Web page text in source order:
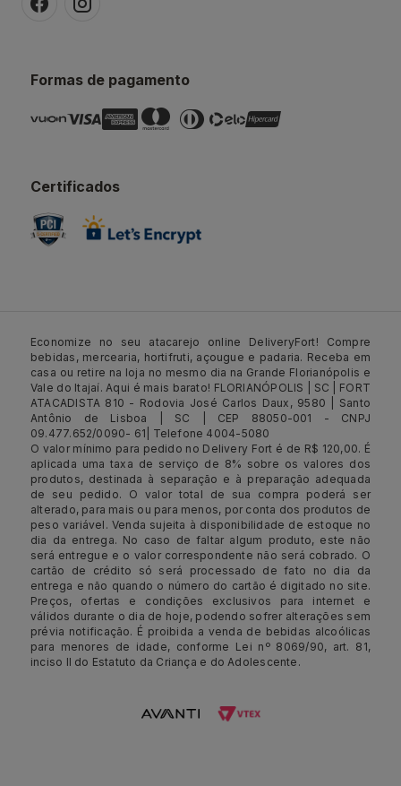
Formas de pagamento
Certificados
Economize no seu atacarejo online DeliveryFort! Compre
bebidas, mercearia, hortifruti, açougue e padaria. Receba em
casa ou retire na loja no mesmo dia na Grande Florianópolis e
Vale do Itajaí. Aqui é mais barato! FLORIANÓPOLIS | SC | FORT
ATACADISTA 810 - Rodovia José Carlos Daux, 9580 | Santo
Antônio de Lisboa | SC | CEP 88050-001 - CNPJ
09.477.652/0090- 61| Telefone 4004-5080
O valor mínimo para pedido no Delivery Fort é de R$ 120,00. É
aplicada uma taxa de serviço de 8% sobre os valores dos
produtos, destinada à separação e à preparação adequada
de seu pedido. O valor total de sua compra poderá ser
alterado, para mais ou para menos, por conta dos produtos de
peso variável. Venda sujeita à disponibilidade de estoque no
dia da entrega. No caso de faltar algum produto, este não
será entregue e o valor correspondente não será cobrado. O
cartão de crédito só será processado de fato no dia da
entrega e não quando o número do cartão é digitado no site.
Preços, ofertas e condições exclusivos para internet e
válidos durante o dia de hoje, podendo sofrer alterações sem
prévia notificação. É proibida a venda de bebidas alcoólicas
para menores de idade, conforme Lei nº 8069/90, art. 81,
inciso II do Estatuto da Criança e do Adolescente.